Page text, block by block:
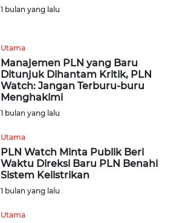
1 bulan yang lalu
Utama
Manajemen PLN yang Baru
Ditunjuk Dihantam Kritik, PLN
Watch: Jangan Terburu-buru
Menghakimi
1 bulan yang lalu
Utama
PLN Watch Minta Publik Beri
Waktu Direksi Baru PLN Benahi
Sistem Kelistrikan
1 bulan yang lalu
Utama